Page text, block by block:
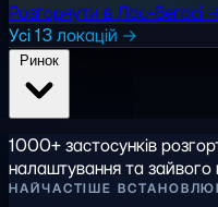
Розгорнути в Лас-Вегасі
Усі 13 локацій →
1000+ застосунків
налаштування та зайвого
НАЙЧАСТІШЕ